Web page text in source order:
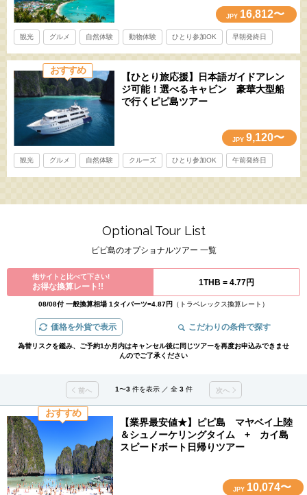
JPY 16,812〜
観光 グルメ 自然体験 動物体験 ひとり参加OK 早朝発終日
おすすめ
【ひとり旅応援】日本語ガイドアレン
ジ可能！選べるキャビン 豪華大型船
で行くピピ島ツアー
JPY 9,120〜
観光 グルメ 自然体験 クルーズ ひとり参加OK 午前発終日
Optional Tour List
ピピ島のオプショナルツアー 一覧
他サイトと比べて下さい!
お得な換算レート!! 1THB = 4.77円
08/08付 一般換算相場 1タイバーツ=4.87円 （トラベレックス換算レート）
価格を外貨で表示 こだわりの条件で探す
為替リスクを鑑み、ご予約1か月内はキャンセル後に同じツアーを再度お申込みできませ
んのでご了承ください
前へ 1〜3件を表示 ／ 全 3件 次へ
おすすめ
【業界最安値★】ピピ島 マヤベイ上陸
＆シュノーケリングタイム + カイ島
スピードボート日帰りツアー
JPY 10,074〜